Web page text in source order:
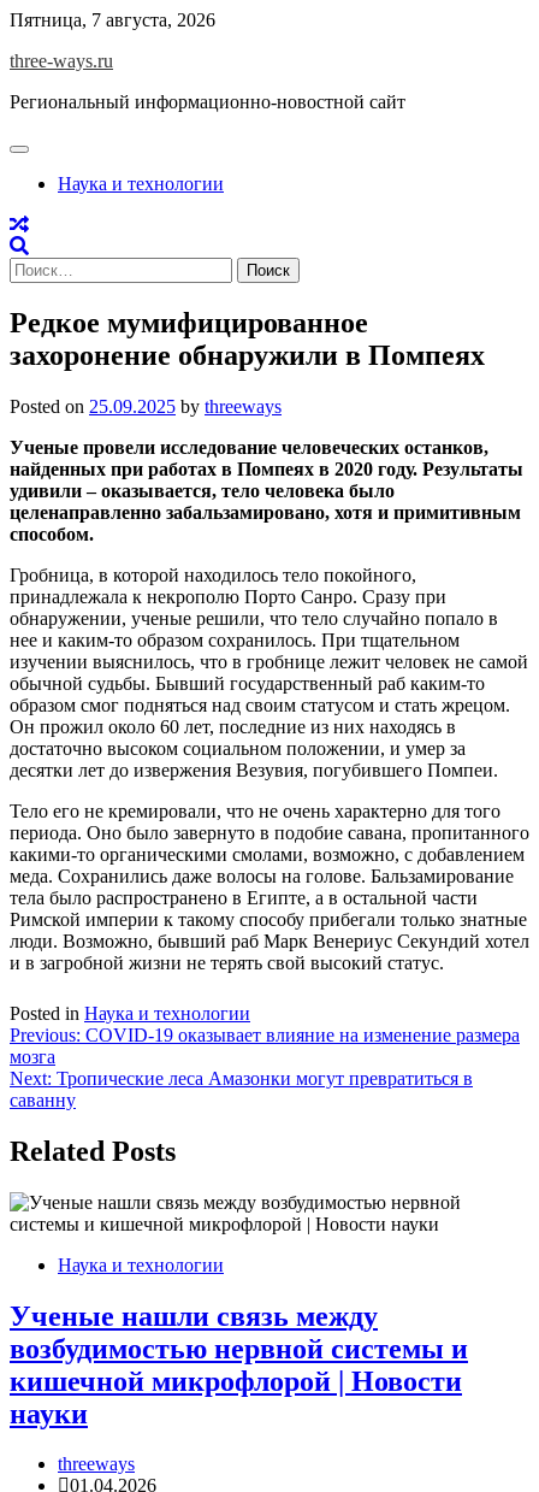
Skip
content
Пятница, 7 августа, 2026
three-ways.ru
Региональный информационно-новостной сайт
Наука и технологии
Найти:
Редкое мумифицированное
захоронение обнаружили в Помпеях
Posted on 25.09.2025 by threeways
Ученые провели исследование человеческих останков,
найденных при работах в Помпеях в 2020 году. Результаты
удивили – оказывается, тело человека было
целенаправленно забальзамировано, хотя и примитивным
способом.
Гробница, в которой находилось тело покойного,
принадлежала к некрополю Порто Санро. Сразу при
обнаружении, ученые решили, что тело случайно попало в
нее и каким-то образом сохранилось. При тщательном
изучении выяснилось, что в гробнице лежит человек не самой
обычной судьбы. Бывший государственный раб каким-то
образом смог подняться над своим статусом и стать жрецом.
Он прожил около 60 лет, последние из них находясь в
достаточно высоком социальном положении, и умер за
десятки лет до извержения Везувия, погубившего Помпеи.
Тело его не кремировали, что не очень характерно для того
периода. Оно было завернуто в подобие савана, пропитанного
какими-то органическими смолами, возможно, с добавлением
меда. Сохранились даже волосы на голове. Бальзамирование
тела было распространено в Египте, а в остальной части
Римской империи к такому способу прибегали только знатные
люди. Возможно, бывший раб Марк Венериус Секундий хотел
и в загробной жизни не терять свой высокий статус.
Posted in Наука и технологии
Навигация
по
записям
Previous: COVID-19 оказывает влияние на изменение размера
мозга
Next: Тропические леса Амазонки могут превратиться в
саванну
Related Posts
Наука и технологии
Ученые нашли связь между
возбудимостью нервной системы и
кишечной микрофлорой | Новости
науки
threeways
01.04.2026